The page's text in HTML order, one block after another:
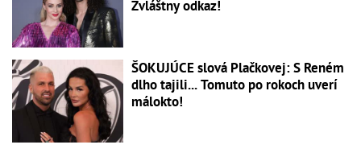
Zvláštny odkaz!
ŠOKUJÚCE slová Plačkovej: S Reném
dlho tajili... Tomuto po rokoch uverí
málokto!